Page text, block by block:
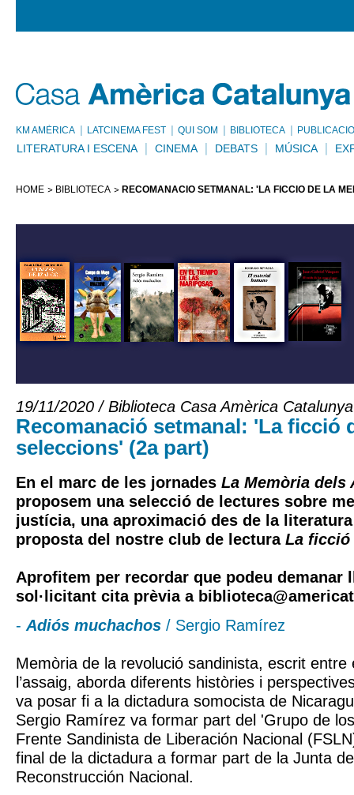
KM AMÈRICA LATCINEMA FEST QUI SOM BIBLIOTECA
LITERATURA I ESCENA CINEMA DEBATS MÚSICA
HOME BIBLIOTECA RECOMANACIÓ SETMANAL: 'LA FICCIÓ DE LA
19/11/2020 / Biblioteca Casa Amèrica Catalunya
Recomanació setmanal: 'La ficció
seleccions' (2a part)
En el marc de les jornades La Memòria dels
proposem una selecció de lectures sobre
justícia, una aproximació des de la
proposta del nostre club de lectura La ficció
Aprofitem per recordar que podeu demanar
sol·licitant cita prèvia a
- Adiós muchachos / Sergio Ramírez
Memòria de la revolució sandinista, escrit
l’assaig, aborda diferents històries i
va posar fi a la dictadura somocista de
Sergio Ramírez va formar part del 'Grupo de
Frente Sandinista de Liberación Nacional
final de la dictadura a formar part de la Junta
Reconstrucción Nacional.